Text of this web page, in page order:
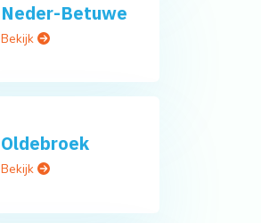
Neder-Betuwe
Bekijk
Oldebroek
Bekijk